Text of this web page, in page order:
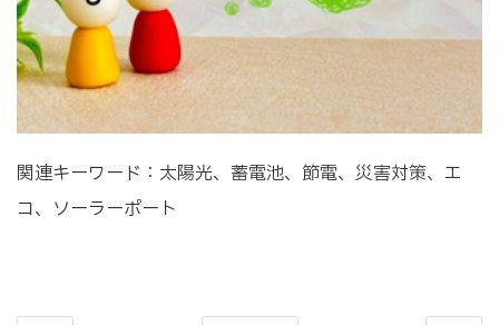
関連キーワード：太陽光、蓄電池、節電、災害対策、エ
コ、ソーラーポート